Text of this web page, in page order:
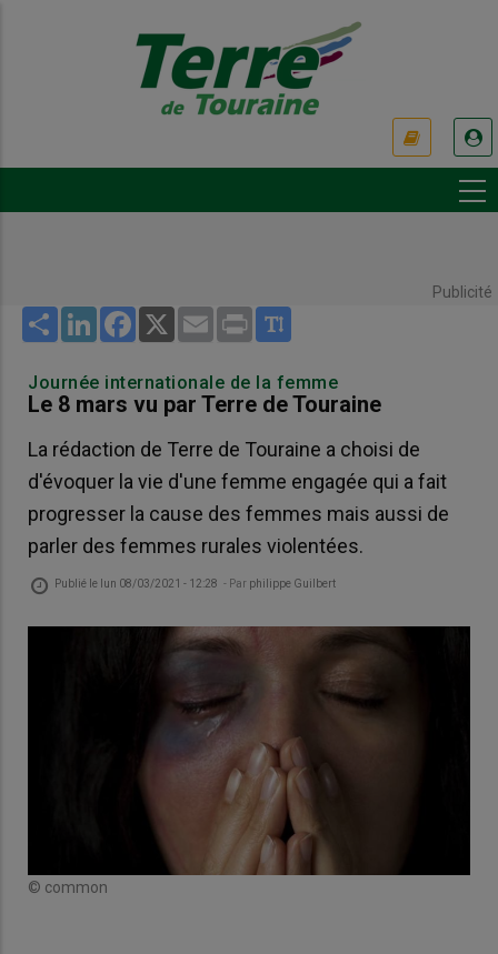
Publicité
Share LinkedInFacebook
X Email Print
Journée internationale de la femme
Le 8 mars vu par Terre de Touraine
La rédaction de Terre de Touraine a choisi de
d'évoquer la vie d'une femme engagée qui a fait
progresser la cause des femmes mais aussi de
parler des femmes rurales violentées.
Publié le lun 08/03/2021 - 12:28 - Par philippe Guilbert
© common